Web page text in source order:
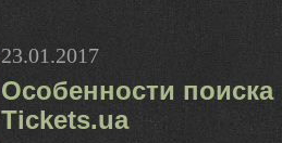
23.01.2017
Особенности поиска
Tickets.ua